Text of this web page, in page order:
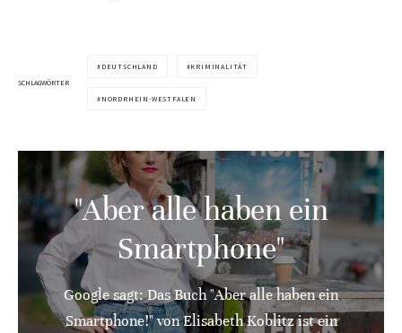
SCHLAGWÖRTER
DEUTSCHLAND KRIMINALITÄT
NORDRHEIN-WESTFALEN
"Aber alle haben ein
Smartphone"
Google sagt: Das Buch "Aber alle haben ein
Smartphone!" von Elisabeth Koblitz ist ein